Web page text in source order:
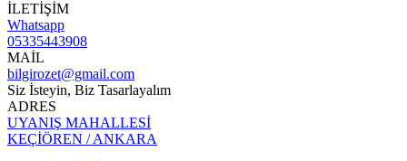
İLETİŞİM
Whatsapp
05335443908
MAİL
bilgirozet@gmail.com
Siz İsteyin, Biz Tasarlayalım
ADRES
UYANIŞ MAHALLESİ
KEÇİÖREN / ANKARA